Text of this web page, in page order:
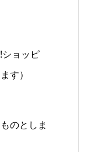
ョッピ
す）
のとしま